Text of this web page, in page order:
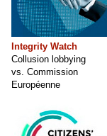
Integrity Watch
Collusion lobbying
vs. Commission
Européenne